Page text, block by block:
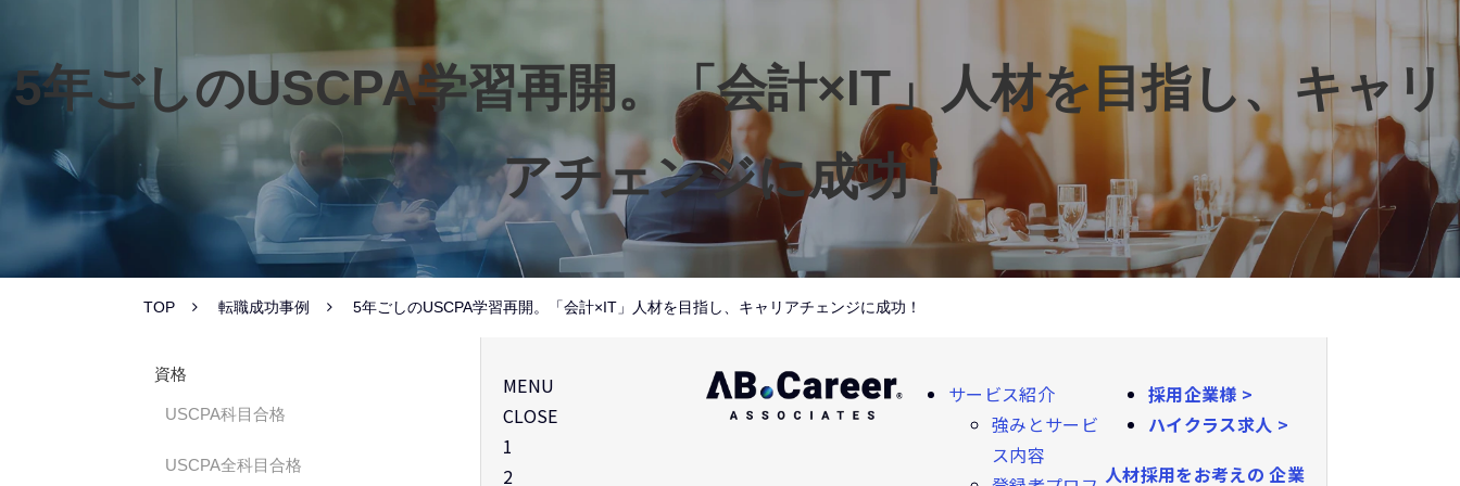
5年ごしのUSCPA学習再開。「会計×IT」人材を目指し、キャリ
アチェンジに成功！
TOP 転職成功事例 5年ごしのUSCPA学習再開。「会計×IT」人材を目指し、キャリアチェンジに成功！
資格
USCPA科目合格
USCPA全科目合格
MENU
CLOSE
1
2
サービス紹介
強みとサービ
ス内容
採用企業様 >
ハイクラス求人 >
人材採用をお考えの 企業